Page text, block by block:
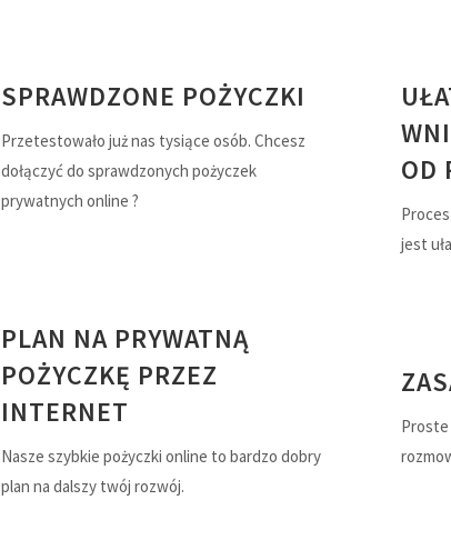
SPRAWDZONE POŻYCZKI
Przetestowało już nas tysiące osób. Chcesz
dołączyć do sprawdzonych pożyczek
prywatnych online ?
PLAN NA PRYWATNĄ
POŻYCZKĘ PRZEZ
INTERNET
Nasze szybkie pożyczki online to bardzo dobry
plan na dalszy twój rozwój.
OD
jest
Proste